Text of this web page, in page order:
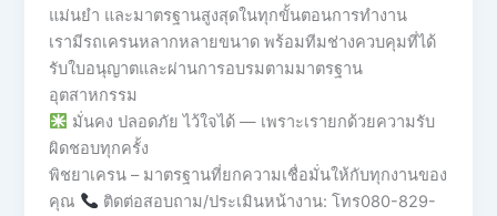
แม่นยำ และมาตรฐานสูงสุดในทุกขั้นตอนการทำงาน
เรามีรถเครนหลากหลายขนาด พร้อมทีมช่างควบคุมที่ได้
รับใบอนุญาตและผ่านการอบรมตามมาตรฐาน
อุตสาหกรรม
มั่นคง ปลอดภัย ไว้ใจได้ — เพราะเรายกด้วยความรับ
ผิดชอบทุกครั้ง
พิชยาเครน – มาตรฐานที่ยกความเชื่อมั่นให้กับทุกงานของ
คุณ
ติดต่อสอบถาม/ประเมินหน้างาน: โทร080-829-